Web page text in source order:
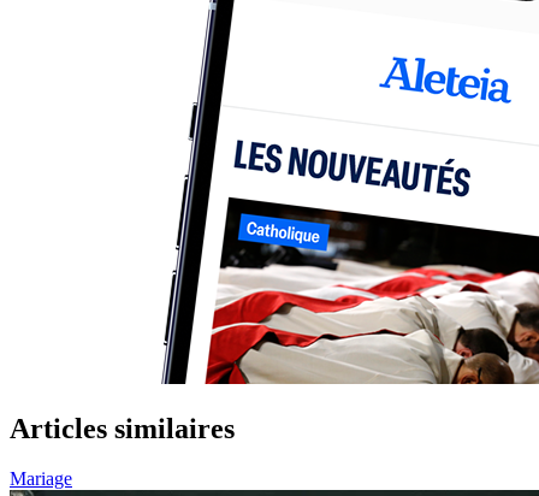
Articles similaires
Mariage